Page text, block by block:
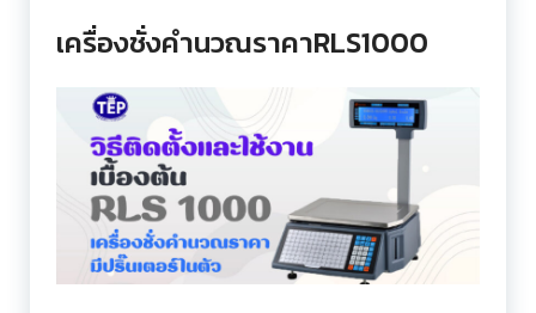
เครื่องชั่งคำนวณราคาRLS1000